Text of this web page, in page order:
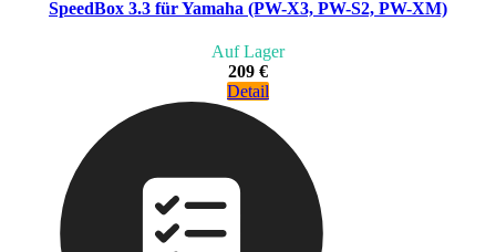
SpeedBox 3.3 für Yamaha (PW-X3, PW-S2, PW-XM)
Auf Lager
209 €
Detail